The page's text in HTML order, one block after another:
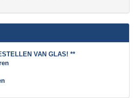
VAN GLAS! **